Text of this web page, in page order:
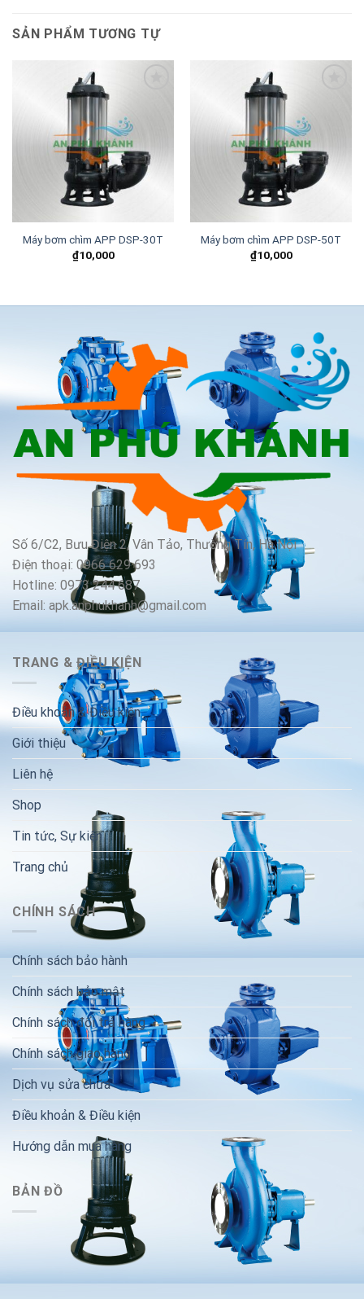
SẢN PHẨM TƯƠNG TỰ
wishlist
Máy bơm chìm APP DSP-30T
₫10,000
wishlist
Máy bơm chìm APP DSP-50T
₫10,000
Số 6/C2, Bưu Điện 2, Vân Tảo, Thường Tín, Hà Nội
Điện thoại: 0966 629 693
Hotline: 0973 244 687
Email: apk.anphukhanh@gmail.com
TRANG & ĐIỀU KIỆN
Điều khoản & Điều kiện
Giới thiệu
Liên hệ
Shop
Tin tức, Sự kiện
Trang chủ
CHÍNH SÁCH
Chính sách bảo hành
Chính sách bảo mật
Chính sách đổi trả hàng
Chính sách giao hàng
Dịch vụ sửa chữa
Điều khoản & Điều kiện
Hướng dẫn mua hàng
BẢN ĐỒ